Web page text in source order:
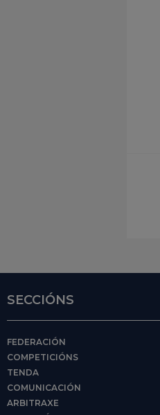
SECCIÓNS
FEDERACIÓN
COMPETICIÓNS
TENDA
COMUNICACIÓN
ARBITRAXE